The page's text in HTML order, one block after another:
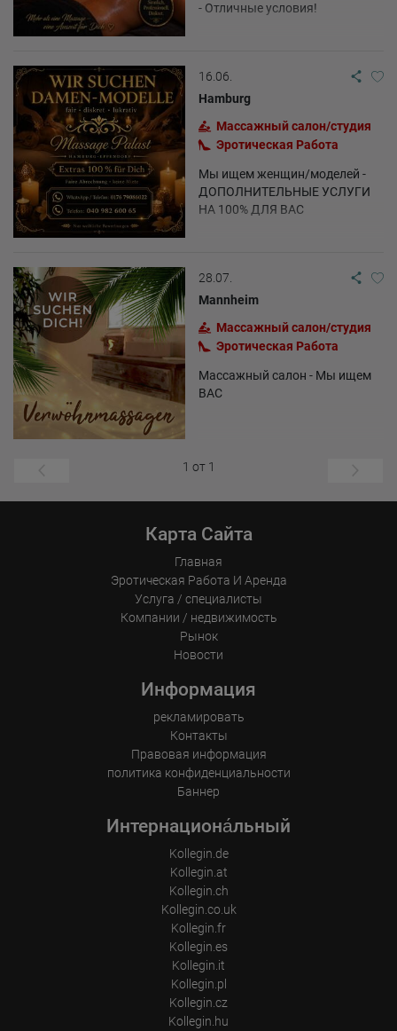
- Отличные условия!
16.06.
Hamburg
Массажный салон/студия
Эротическая Pабота
Мы ищем женщин/моделей -
ДОПОЛНИТЕЛЬНЫЕ УСЛУГИ
НА 100% ДЛЯ ВАС
28.07.
Mannheim
Массажный салон/студия
Эротическая Pабота
Массажный салон - Мы ищем
ВАС
1 от 1
Карта Сайта
Главная
Эротическая Pабота И Аренда
Услуга / специалисты
Компании / недвижимость
Рынок
Новости
Информация
рекламировать
Контакты
Правовая информация
политика конфиденциальности
Баннер
Интернациона́льный
Kollegin.de
Kollegin.at
Kollegin.ch
Kollegin.co.uk
Kollegin.fr
Kollegin.es
Kollegin.it
Kollegin.pl
Kollegin.cz
Kollegin.hu